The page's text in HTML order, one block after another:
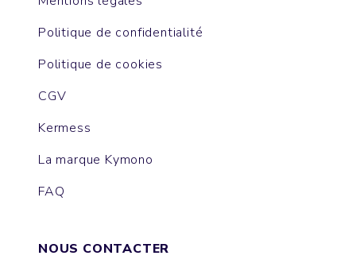
Politique de confidentialité
Politique de cookies
CGV
Kermess
La marque Kymono
FAQ
NOUS CONTACTER